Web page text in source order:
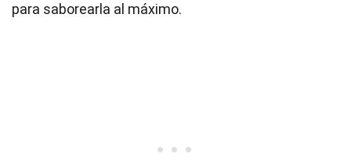
para saborearla al máximo.